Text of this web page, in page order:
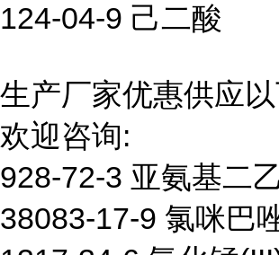
124-04-9 己二酸
生产厂家优惠供应
欢迎咨询:
928-72-3 亚氨基二
38083-17-9 氯咪巴